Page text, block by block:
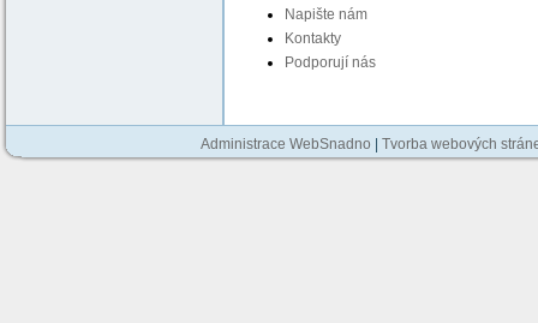
Napište nám
Kontakty
Podporují nás
Administrace WebSnadno |Tvorba webových